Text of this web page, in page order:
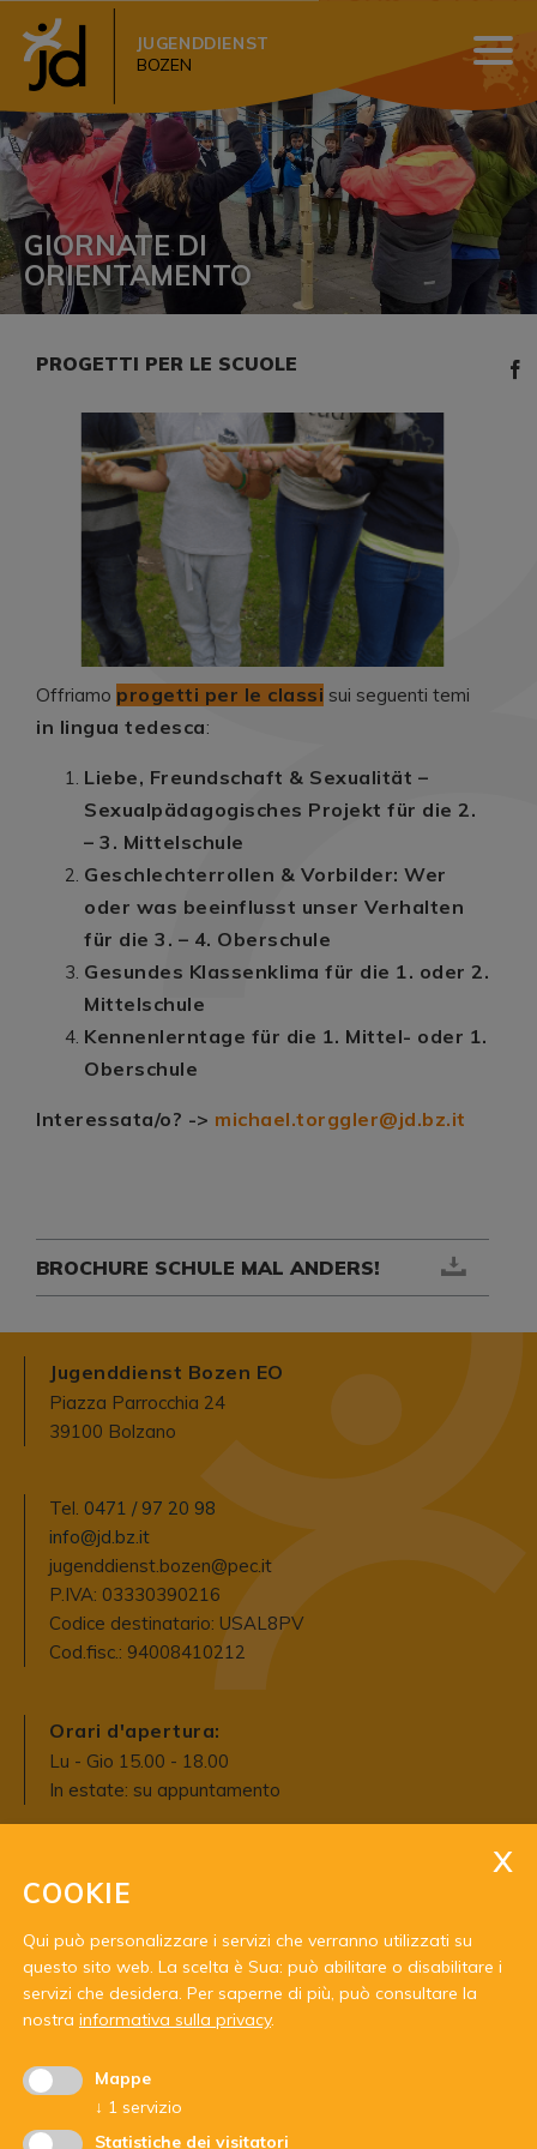
JUGENDDIENST
BOZEN
GIORNATE DI
ORIENTAMENTO
PROGETTI PER LE SCUOLE
Offriamo progetti per le classi sui seguenti temi
in lingua tedesca:
Liebe, Freundschaft & Sexualität –
Sexualpädagogisches Projekt für die 2.
– 3. Mittelschule
Geschlechterrollen & Vorbilder: Wer
oder was beeinflusst unser Verhalten
für die 3. – 4. Oberschule
Gesundes Klassenklima für die 1. oder 2.
Mittelschule
Kennenlerntage für die 1. Mittel- oder 1.
Oberschule
Interessata/o? -> michael.torggler@jd.bz.it
BROCHURE SCHULE MAL ANDERS!
Jugenddienst Bozen EO
Piazza Parrocchia 24
39100 Bolzano
Tel. 0471 / 97 20 98
info@jd.bz.it
jugenddienst.bozen@pec.it
P.IVA: 03330390216
Codice destinatario: USAL8PV
Cod.fisc.: 94008410212
Orari d'apertura:
Lu - Gio 15.00 - 18.00
In estate: su appuntamento
Con il sostegno di:
COOKIE
Qui può personalizzare i servizi che verranno utilizzati su
questo sito web. La scelta è Sua: può abilitare o disabilitare i
servizi che desidera. Per saperne di più, può consultare la
nostra informativa sulla privacy.
Mappe
↓ 1 servizio
Statistiche dei visitatori